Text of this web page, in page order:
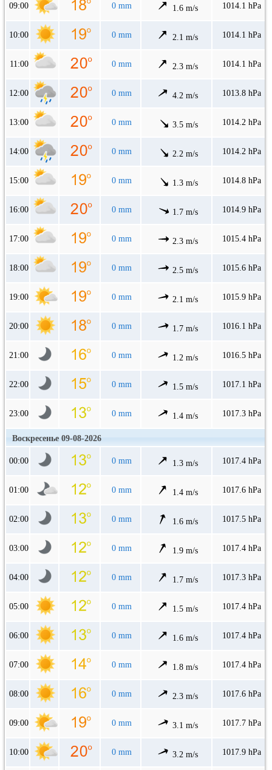
09:00 0 mm 1.6 m/s 1014.1 hPa
10:00 0 mm 2.1 m/s 1014.1 hPa
11:00 0 mm 2.3 m/s 1014.1 hPa
12:00 0 mm 4.2 m/s 1013.8 hPa
13:00 0 mm 3.5 m/s 1014.2 hPa
14:00 0 mm 2.2 m/s 1014.2 hPa
15:00 0 mm 1.3 m/s 1014.8 hPa
16:00 0 mm 1.7 m/s 1014.9 hPa
17:00 0 mm 2.3 m/s 1015.4 hPa
18:00 0 mm 2.5 m/s 1015.6 hPa
19:00 0 mm 2.1 m/s 1015.9 hPa
20:00 0 mm 1.7 m/s 1016.1 hPa
21:00 0 mm 1.2 m/s 1016.5 hPa
22:00 0 mm 1.5 m/s 1017.1 hPa
23:00 0 mm 1.4 m/s 1017.3 hPa
Воскресенье 09-08-2026
00:00 0 mm 1.3 m/s 1017.4 hPa
01:00 0 mm 1.4 m/s 1017.6 hPa
02:00 0 mm 1.6 m/s 1017.5 hPa
03:00 0 mm 1.9 m/s 1017.4 hPa
04:00 0 mm 1.7 m/s 1017.3 hPa
05:00 0 mm 1.5 m/s 1017.4 hPa
06:00 0 mm 1.6 m/s 1017.4 hPa
07:00 0 mm 1.8 m/s 1017.4 hPa
08:00 0 mm 2.3 m/s 1017.6 hPa
09:00 0 mm 3.1 m/s 1017.7 hPa
10:00 0 mm 3.2 m/s 1017.9 hPa